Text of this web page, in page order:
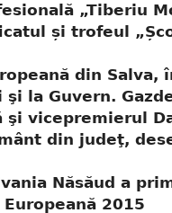
„Tiberiu
și trofeul
din Salva,
la Guvern.
şi vicepremierul
din judeţ,
Năsăud a
2015